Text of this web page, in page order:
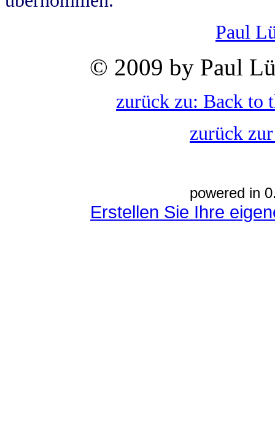
Paul
© 2009 by Paul
zurück zu: Back to
zurück
powered in
Erstellen Sie Ihre